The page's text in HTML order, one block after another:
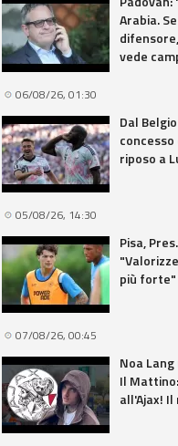
Arabia.
vede
06/08/26, 01:30
Dal
riposo a
05/08/26, 14:30
Pisa,
più forte"
07/08/26, 00:45
Noa
Il
all'Ajax!